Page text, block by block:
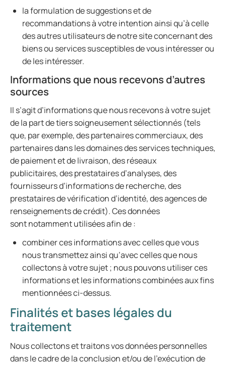
la formulation de suggestions et de
recommandations à votre intention ainsi qu’à celle
des autres utilisateurs de notre site concernant des
biens ou services susceptibles de vous intéresser ou
de les intéresser.
Informations que nous recevons d’autres
sources
Il s’agit d’informations que nous recevons à votre sujet
de la part de tiers soigneusement sélectionnés (tels
que, par exemple, des partenaires commerciaux, des
partenaires dans les domaines des services techniques,
de paiement et de livraison, des réseaux
publicitaires, des prestataires d’analyses, des
fournisseurs d’informations de recherche, des
prestataires de vérification d’identité, des agences de
renseignements de crédit). Ces données
sont notamment utilisées afin de :
combiner ces informations avec celles que vous
nous transmettez ainsi qu’avec celles que nous
collectons à votre sujet ; nous pouvons utiliser ces
informations et les informations combinées aux fins
mentionnées ci-dessus.
Finalités et bases légales du
traitement
Nous collectons et traitons vos données personnelles
dans le cadre de la conclusion et/ou de l’exécution de